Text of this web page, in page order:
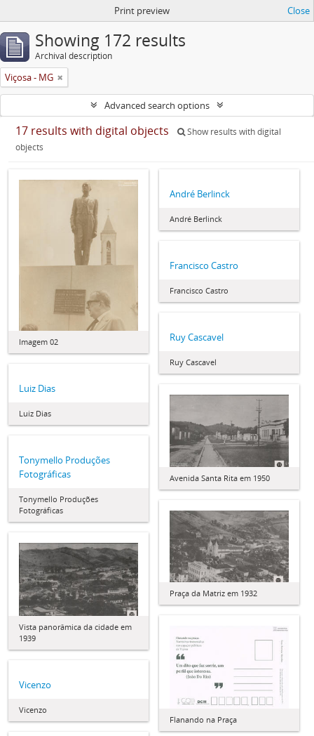
Print preview Close
Showing 172 results
Archival description
Viçosa - MG
Advanced search options
17 results with digital objects
Show results with digital
objects
Imagem 02
André Berlinck
André Berlinck
Francisco Castro
Francisco Castro
Ruy Cascavel
Ruy Cascavel
Luiz Dias
Luiz Dias
Avenida Santa Rita em 1950
Tonymello Produções
Fotográficas
Tonymello Produções
Fotográficas
Praça da Matriz em 1932
Vista panorâmica da cidade em
1939
Flanando na Praça
Vicenzo
Vicenzo